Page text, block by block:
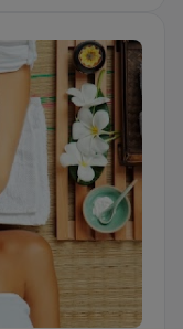
в него
и
неизменное
развитию,
что
лечение
стандартам